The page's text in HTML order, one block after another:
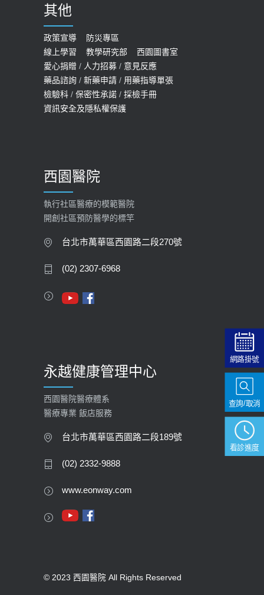
預約
2022-01-07
114年【公費流感及新冠疫苗】門診
預約
2025-09-30
【快速肝癌篩檢MRI】新檢查服務
2026-02-06
大吃大喝、肥胖害到膽囊！膽結石、
膽息肉如何處理？
2023-09-27
其他
政策宣導
防災專區
線上學習
教學研究部
西園圖書室
愛心捐贈 / 人力招募 / 意見反應
藥品諮詢 / 新藥申請 / 用藥指導單張
檢驗科 / 保密性承諾 / 採檢手冊
資訊安全及隱私權保護
西園醫院
執行社區醫療的模範醫院
開創社區預防醫學的標竿
台北市萬華區西園路二段270號
(02) 2307-6968
永越健康管理中心
西園醫院醫療體系
醫療專業 飯店服務
台北市萬華區西園路二段189號
(02) 2332-9888
www.eonway.com
© 2023 西園醫院 All Rights Reserved
網路掛號
看診進度
查詢/取消